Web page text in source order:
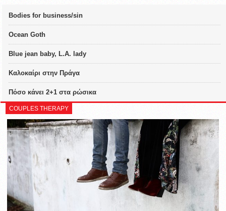
Bodies for business/sin
Ocean Goth
Blue jean baby, L.A. lady
Καλοκαίρι στην Πράγα
Πόσο κάνει 2+1 στα ρώσικα
COUPLES THERAPY